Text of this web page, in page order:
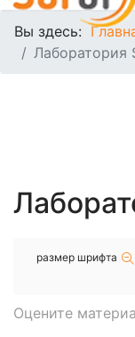
Вы здесь:
Лаборатория
размер шрифта
Оцените